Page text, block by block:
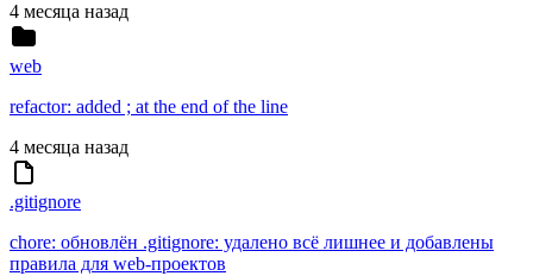
4 месяца назад
web
refactor: added ; at the end of the line
4 месяца назад
.gitignore
chore: обновлён .gitignore: удалено всё лишнее и добавлены
правила для web-проектов